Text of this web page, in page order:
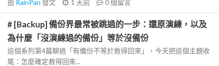
由 RainPan 發文 1 天前 0個留言
# [Backup] 備份界最常被跳過的一步：還原演練，以及
為什麼「沒演練過的備份」等於沒備份
這個系列第4篇聊過「有備份不等於救得回來」，今天把這個主題收
尾：怎麼確定救得回來...